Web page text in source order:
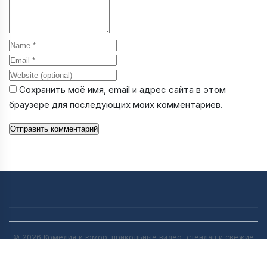
Name
Email
Website
Сохранить моё имя, email и адрес сайта в этом
браузере для последующих моих комментариев.
Отправить комментарий
© 2026 Комедия и юмор: прикольные видео, стендап и свежие